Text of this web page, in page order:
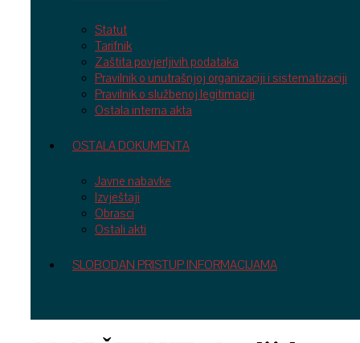
Statut
Tarifnik
Zaštita povjerljivih podataka
Pravilnik o unutrašnjoj organizaciji i sistematizaciji
Pravilnik o službenoj legitimaciji
Ostala interna akta
OSTALA DOKUMENTA
Javne nabavke
Izvještaji
Obrasci
Ostali akti
SLOBODAN PRISTUP INFORMACIJAMA